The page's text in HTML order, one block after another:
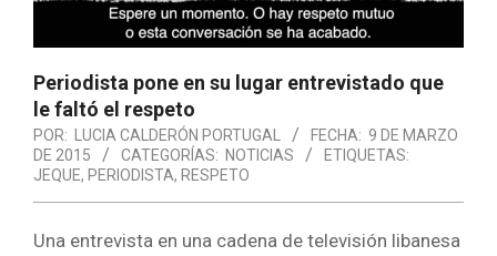
Periodista pone en su lugar entrevistado que
le faltó el respeto
POR: LUCIA CALDERÓN PORTUGAL FECHA: 9 DE MARZO
DE 2015
CATEGORÍAS: NOTICIAS
ETIQUETAS:
JEQUE, PERIODISTA, RESPETO
Una entrevista en una cadena de televisión libanesa